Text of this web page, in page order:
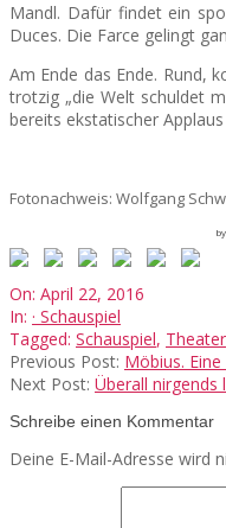
Mandl. Dafür findet ein
Duces. Die Farce gelingt
Am Ende das Ende. Rund,
trotzig „die Welt schuldet
bereits ekstatischer
Fotonachweis: Wolfgang
by
2016-
04-
22
On: April 22, 2016
In: · Schauspiel
Tagged: Schauspiel, Theater
Previous Post: Möbius.
Next Post: Überall nirgends
Schreibe einen Kommentar
Deine E-Mail-Adresse wird